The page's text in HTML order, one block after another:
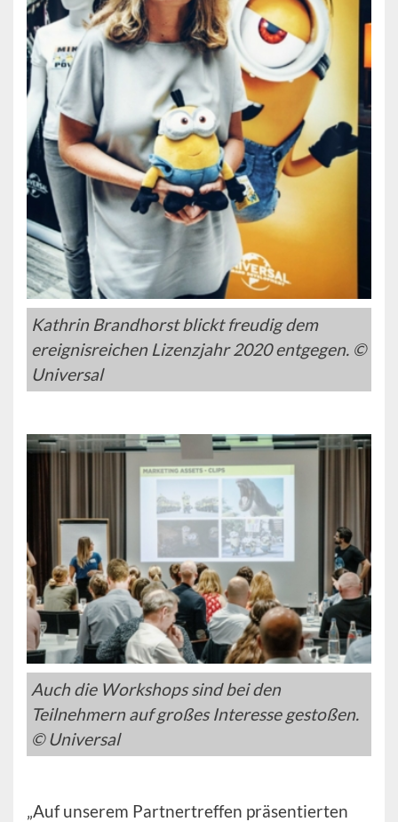
Kathrin Brandhorst blickt freudig dem
ereignisreichen Lizenzjahr 2020 entgegen. ©
Universal
Auch die Workshops sind bei den
Teilnehmern auf großes Interesse gestoßen.
© Universal
„Auf unserem Partnertreffen präsentierten